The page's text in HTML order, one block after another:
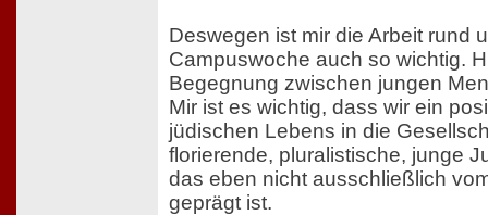
Deswegen ist mir die Arbeit rund
Campuswoche auch so wichtig.
Begegnung zwischen jungen
Mir ist es wichtig, dass wir ein
jüdischen Lebens in die
florierende, pluralistische, junge
das eben nicht ausschließlich
geprägt ist.